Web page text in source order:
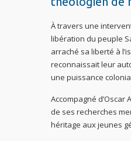
À travers une
libération du peuple
arraché sa liberté à
reconnaissait leur
une puissance
Accompagné
de ses recherches
héritage aux jeunes